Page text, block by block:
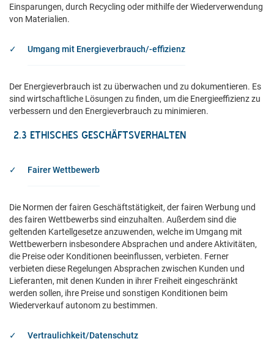
Einsparungen, durch Recycling oder mithilfe der Wiederverwendung
von Materialien.
Umgang mit Energieverbrauch/-effizienz
Der Energieverbrauch ist zu überwachen und zu dokumentieren. Es
sind wirtschaftliche Lösungen zu finden, um die Energieeffizienz zu
verbessern und den Energieverbrauch zu minimieren.
2.3 ETHISCHES GESCHÄFTSVERHALTEN
Fairer Wettbewerb
Die Normen der fairen Geschäftstätigkeit, der fairen Werbung und
des fairen Wettbewerbs sind einzuhalten. Außerdem sind die
geltenden Kartellgesetze anzuwenden, welche im Umgang mit
Wettbewerbern insbesondere Absprachen und andere Aktivitäten,
die Preise oder Konditionen beeinflussen, verbieten. Ferner
verbieten diese Regelungen Absprachen zwischen Kunden und
Lieferanten, mit denen Kunden in ihrer Freiheit eingeschränkt
werden sollen, ihre Preise und sonstigen Konditionen beim
Wiederverkauf autonom zu bestimmen.
Vertraulichkeit/Datenschutz